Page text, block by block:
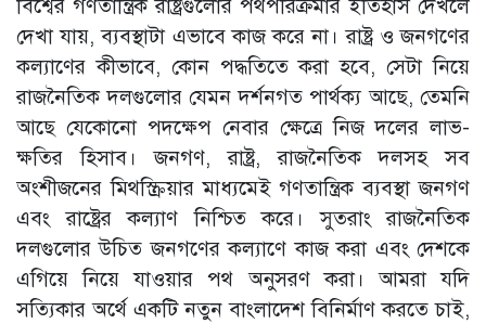
বিশ্বের গণতান্ত্রিক রাষ্ট্রগুলোর পথপরিক্রমার ইতিহাস দেখলে
দেখা যায়, ব্যবস্থাটা এভাবে কাজ করে না। রাষ্ট্র ও জনগণের
কল্যাণের কীভাবে, কোন পদ্ধতিতে করা হবে, সেটা নিয়ে
রাজনৈতিক দলগুলোর যেমন দর্শনগত পার্থক্য আছে, তেমনি
আছে যেকোনো পদক্ষেপ নেবার ক্ষেত্রে নিজ দলের লাভ-
ক্ষতির হিসাব। জনগণ, রাষ্ট্র, রাজনৈতিক দলসহ সব
অংশীজনের মিথস্ক্রিয়ার মাধ্যমেই গণতান্ত্রিক ব্যবস্থা জনগণ
এবং রাষ্ট্রের কল্যাণ নিশ্চিত করে। সুতরাং রাজনৈতিক
দলগুলোর উচিত জনগণের কল্যাণে কাজ করা এবং দেশকে
এগিয়ে নিয়ে যাওয়ার পথ অনুসরণ করা। আমরা যদি
সত্যিকার অর্থে একটি নতুন বাংলাদেশ বিনির্মাণ করতে চাই,